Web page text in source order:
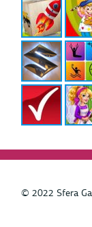
© 2022 Sfera